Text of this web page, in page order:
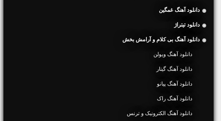
دانلود آهنگ غمگین
دانلود تیتراژ
دانلود آهنگ بی کلام و آرامش بخش
دانلود آهنگ ویولن
دانلود آهنگ گیتار
دانلود آهنگ پیانو
دانلود آهنگ راک
دانلود آهنگ الکترونیک و ترنس